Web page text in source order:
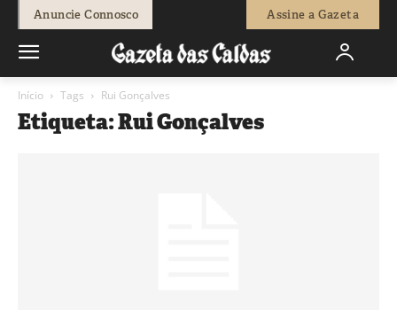
Anuncie Connosco Assine a Gazeta
Início Tags Rui Gonçalves
Etiqueta: Rui Gonçalves